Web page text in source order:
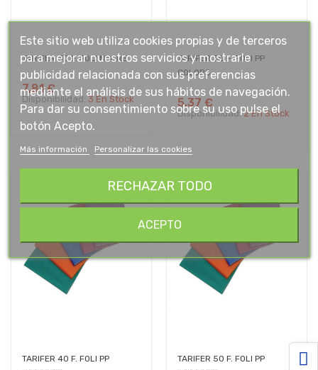
TARIFER 30 F. FOLI NEGRE
7,81 €
Disponibilidad:3 En Stock
TARIFER 30 F. FOLI PP
COLORS
5,37 €
Disponibilidad:2 En Stock
TARIFER 40 F. FOLI PP
TARIFER 50 F. FOLI PP
Este sitio web utiliza cookies propias y de terceros
para mejorar nuestros servicios y mostrarle
publicidad relacionada con sus preferencias
mediante el análisis de sus hábitos de navegación.
Para dar su consentimiento sobre su uso pulse el
botón Acepto.
Más información Personalizar las cookies
RECHAZAR TODO
ACEPTO